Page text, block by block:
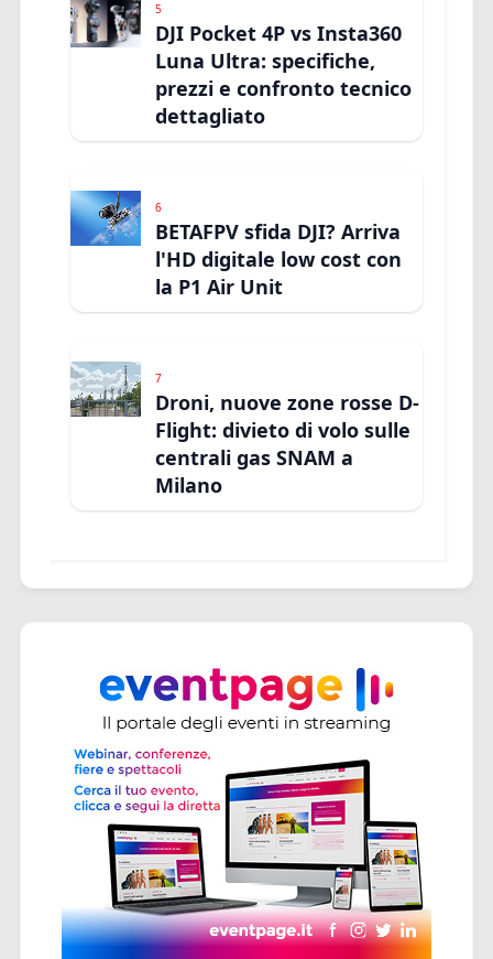
5
DJI Pocket 4P vs Insta360
Luna Ultra: specifiche,
prezzi e confronto tecnico
dettagliato
6
BETAFPV sfida DJI? Arriva
l'HD digitale low cost con
la P1 Air Unit
7
Droni, nuove zone rosse D-
Flight: divieto di volo sulle
centrali gas SNAM a
Milano